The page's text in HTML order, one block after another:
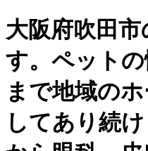
大阪府吹田
す。ペット
まで地域の
してあり続